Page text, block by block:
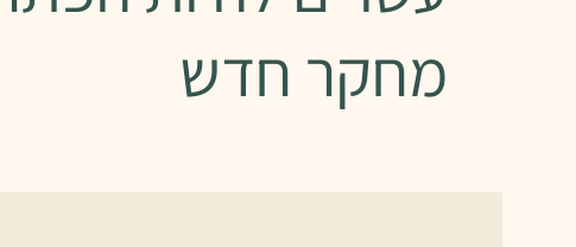
מחקר חדש